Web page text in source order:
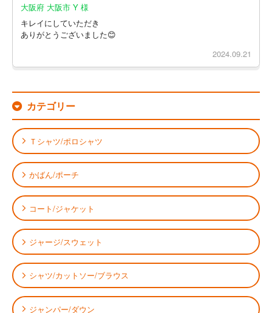
大阪府 大阪市 Y 様
キレイにしていただき
ありがとうございました😊
2024.09.21
カテゴリー
Ｔシャツ/ポロシャツ
かばん/ポーチ
コート/ジャケット
ジャージ/スウェット
シャツ/カットソー/ブラウス
ジャンパー/ダウン